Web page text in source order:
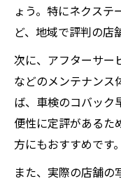
新車販売
ょう。特にネクステ
ど、地域で評判の店
次に、アフターサー
などのメンテナンス
ば、車検のコバック
便性に定評があるた
方にもおすすめです。
また、実際の店舗の